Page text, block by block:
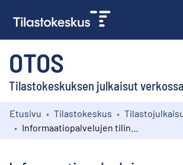
OTOS
Tilastokeskuksen julkaisut verkossa
Kokoelmat
Etusivu Tilastokeskus